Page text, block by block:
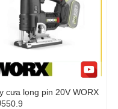
cưa lọng pin 20V WORX